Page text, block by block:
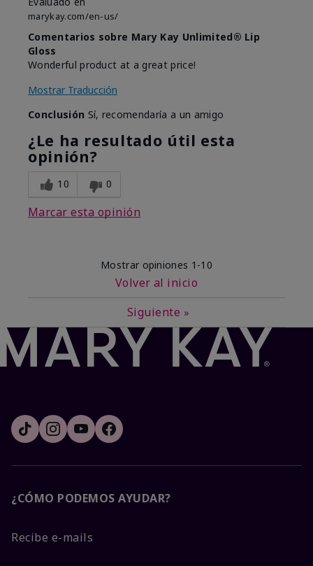
marykay.com/en-us/
Comentarios sobre Mary Kay Unlimited® Lip
Gloss
Wonderful product at a great price!
Mostrar Traducción
Conclusión Sí, recomendaría a un amigo
¿Le ha resultado útil esta
opinión?
10 0
Marcar esta opinión
Mostrar opiniones 1-10
Volver al inicio
Siguiente »
¿CÓMO PODEMOS AYUDAR?
Recibe e-mails